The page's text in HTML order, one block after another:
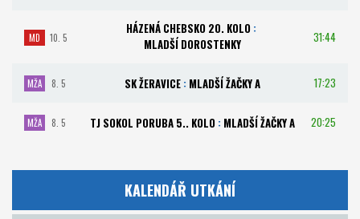
MD 10. 5
HÁZENÁ CHEBSKO 20. KOLO :
MLADŠÍ DOROSTENKY
31:44
MŽA 8. 5 SK ŽERAVICE: MLADŠÍ ŽAČKY A 17:23
MŽA 8. 5 TJ SOKOL PORUBA 5.. KOLO : MLADŠÍ ŽAČKY A 20:25
KALENDÁŘ UTKÁNÍ